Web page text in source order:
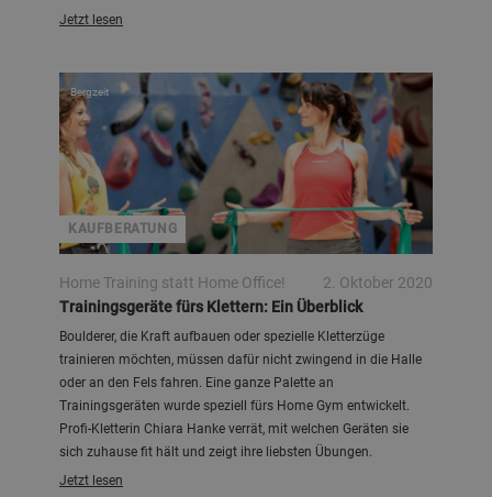
Jetzt lesen
KAUFBERATUNG
Bergzeit
Home Training statt Home Office!
2. Oktober 2020
Trainingsgeräte fürs Klettern: Ein Überblick
Boulderer, die Kraft aufbauen oder spezielle Kletterzüge
trainieren möchten, müssen dafür nicht zwingend in die Halle
oder an den Fels fahren. Eine ganze Palette an
Trainingsgeräten wurde speziell fürs Home Gym entwickelt.
Profi-Kletterin Chiara Hanke verrät, mit welchen Geräten sie
sich zuhause fit hält und zeigt ihre liebsten Übungen.
Jetzt lesen